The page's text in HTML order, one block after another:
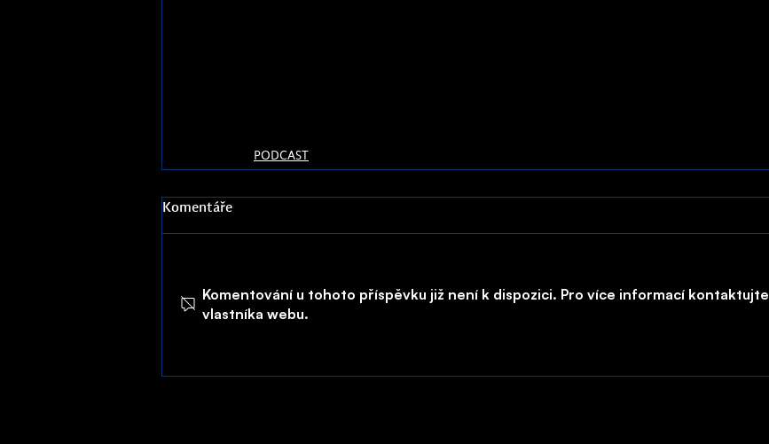
PODCAST
Komentáře
Komentování u tohoto příspěvku již není k dispozici. Pro více informací kontaktujte
vlastníka webu.